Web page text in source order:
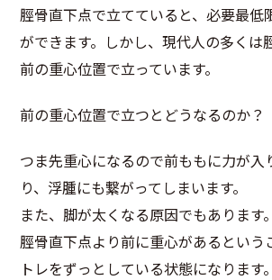
脛骨直下点で立てていると、必要最低
ができます。しかし、現代人の多くは
前の重心位置で立っています。
前の重心位置で立つとどうなるのか？
つま先重心になるので前ももに力が入
り、浮腫にも繋がってしまいます。
また、脚が太くなる原因でもあります。
脛骨直下点より前に重心があるという
トレをずっとしている状態になります。